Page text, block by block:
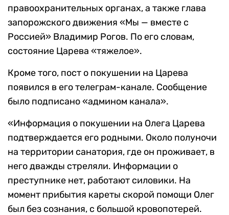
правоохранительных органах, а также глава
запорожского движения «Мы — вместе с
Россией» Владимир Рогов. По его словам,
состояние Царева «тяжелое».
Кроме того, пост о покушении на Царева
появился в его телеграм-канале. Сообщение
было подписано «админом канала».
«Информация о покушении на Олега Царева
подтверждается его родными. Около полуночи
на территории санатория, где он проживает, в
него дважды стреляли. Информации о
преступнике нет, работают силовики. На
момент прибытия кареты скорой помощи Олег
был без сознания, с большой кровопотерей.